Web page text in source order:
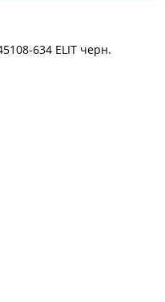
634 ELIT черн.